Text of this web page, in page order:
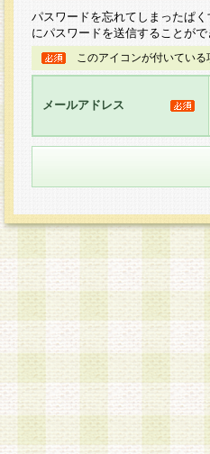
パスワードを忘れてしまったぱ
にパスワードを送信することがで
このアイコンが付いている
メールアドレス